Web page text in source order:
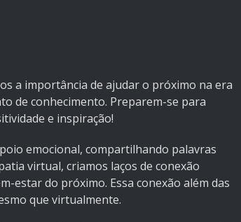
a importância de ajudar o próximo na era
de conhecimento. Preparem-se para
e inspiração!
emocional, compartilhando palavras
virtual, criamos laços de conexão
estar do próximo. Essa conexão além das
que virtualmente.